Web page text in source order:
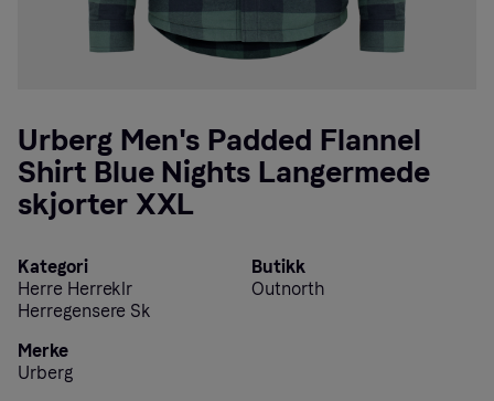
Urberg Men's Padded Flannel
Shirt Blue Nights Langermede
skjorter XXL
Kategori
Herre Herreklr
Herregensere Sk
Butikk
Outnorth
Merke
Urberg